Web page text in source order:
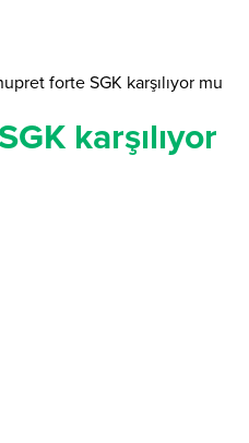
forte SGK karşılıyor mu
karşılıyor